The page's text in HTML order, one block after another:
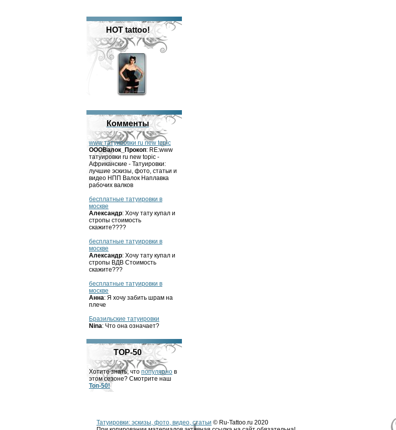
HOT tattoo!
Комменты
www татуировки ru new topic
OOOВалок_Прокоп: RE:www
татуировки ru new topic -
Африканские - Татуировки:
лучшие эскизы, фото, статьи и
видео НПП Валок Наплавка
рабочих валков
бесплатные татуировки в
москве
Александр: Хочу тату купал и
стропы стоимость
скажите????
бесплатные татуировки в
москве
Александр: Хочу тату купал и
стропы ВДВ Стоимость
скажите???
бесплатные татуировки в
москве
Анна: Я хочу забить шрам на
плече
Бразильские татуировки
Nina: Что она означает?
TOP-50
Хотите знать, что популярно в
этом сезоне? Смотрите наш
Топ-50!
Татуировки: эскизы, фото, видео, статьи © Ru-Tattoo.ru 2020